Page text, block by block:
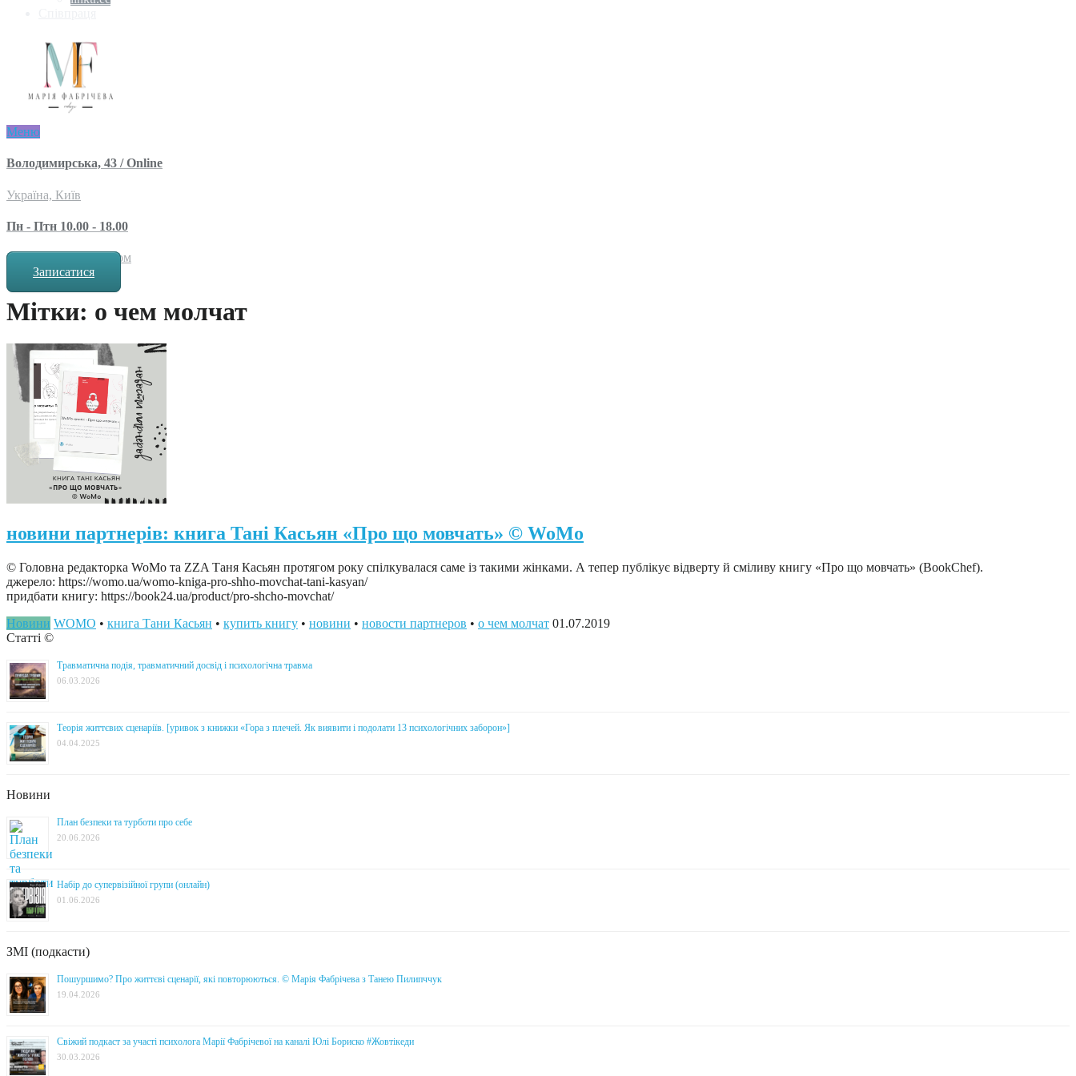
Меню
Володимирська, 43 / Online
Україна, Київ
Пн - Птн 10.00 - 18.00
за попереднім записом
Записатися
Мітки: о чем молчат
новини партнерів: книга Тані Касьян «Про що мовчать» © WoMo
© Головна редакторка WoMo та ZZA Таня Касьян протягом року спілкувалася саме із такими жінками. А тепер публікує відверту й сміливу книгу «Про що мовчать» (BookChef).
джерело: https://womo.ua/womo-kniga-pro-shho-movchat-tani-kasyan/
придбати книгу: https://book24.ua/product/pro-shcho-movchat/
Новини WOMO • книга Тани Касьян • купить книгу • новини • новости партнеров • о чем молчат 01.07.2019
Статті ©
Травматична подія, травматичний досвід і психологічна травма
06.03.2026
Теорія життєвих сценаріїв. [уривок з книжки «Гора з плечей. Як виявити і подолати 13 психологічних заборон»]
04.04.2025
Новини
План безпеки та турботи про себе
20.06.2026
Набір до супервізійної групи (онлайн)
01.06.2026
ЗМІ (подкасти)
Пошуршимо? Про життєві сценарії, які повторюються. © Марія Фабрічева з Танею Пилипччук
19.04.2026
Свіжий подкаст за участі психолога Марії Фабрічевої на каналі Юлі Бориско #Жовтікеди
30.03.2026